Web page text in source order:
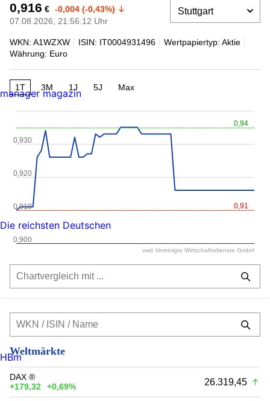
0,916 € -0,004 (-0,43%)
07.08.2026, 21:56:12 Uhr
WKN: A1WZXW ISIN: IT0004931496
Wertpapiertyp: Aktie
Währung: Euro
1T 3M 1J 5J Max
0,94
0,91
0,900
0,910
0,920
0,930
vwd Vereinigte Wirtschaftsdienste GmbH
Weltmärkte
DAX ®
+179,32
+0,69% 26.319,45
manager magazin
Die reichsten Deutschen
HBm